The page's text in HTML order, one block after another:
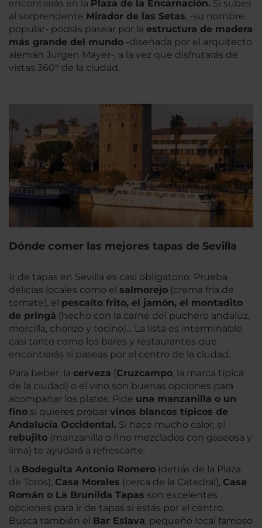
encontrarás en la Plaza de la Encarnación. Si subes
al sorprendente Mirador de las Setas, -su nombre
popular- podrás pasear por la estructura de madera
más grande del mundo -diseñada por el arquitecto
alemán Jürgen Mayer-, a la vez que disfrutarás de
vistas 360º de la ciudad.
Dónde comer las mejores tapas de Sevilla
Ir de tapas en Sevilla es casi obligatorio. Prueba
delicias locales como el salmorejo (crema fría de
tomate), el pescaíto frito, el jamón, el montadito
de pringá (hecho con la carne del puchero andaluz,
morcilla, chorizo y tocino)… La lista es interminable,
casi tanto como los bares y restaurantes que
encontrarás si paseas por el centro de la ciudad.
Para beber, la cerveza (Cruzcampo, la marca típica
de la ciudad) o el vino son buenas opciones para
acompañar los platos. Pide una manzanilla o un
fino si quieres probar vinos blancos típicos de
Andalucía Occidental. Si hace mucho calor, el
rebujito (manzanilla o fino mezclados con gaseosa y
lima) te ayudará a refrescarte.
La Bodeguita Antonio Romero (detrás de la Plaza
de Toros), Casa Morales (cerca de la Catedral), Casa
Román o La Brunilda Tapas son excelentes
opciones para ir de tapas si estás por el centro.
Busca también el Bar Eslava, pequeño local famoso